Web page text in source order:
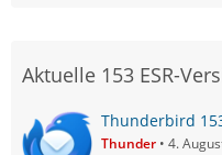
Aktuelle 153 ESR-
Thunderbird
Thunder 4.